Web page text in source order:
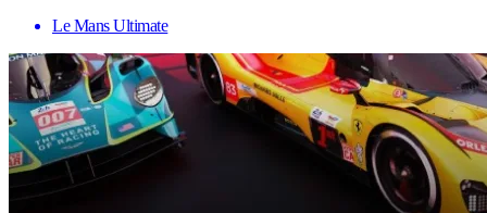
Le Mans Ultimate